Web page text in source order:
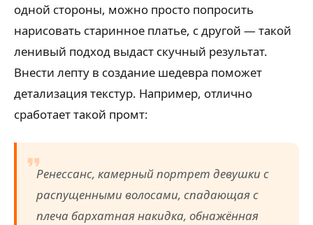
одной стороны, можно просто попросить
нарисовать старинное платье, с другой — такой
ленивый подход выдаст скучный результат.
Внести лепту в создание шедевра поможет
детализация текстур. Например, отлично
сработает такой промт:
Ренессанс, камерный портрет девушки с
распущенными волосами, спадающая с
плеча бархатная накидка, обнажённая